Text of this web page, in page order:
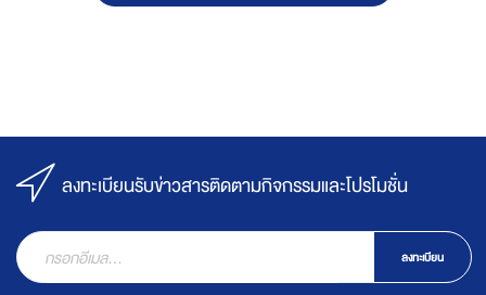
ลงทะเบียนรับข่าวสารติดตามกิจกรรมและโปรโมชั่น
ลงทะเบียน